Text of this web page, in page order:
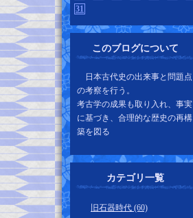
31
このブログについて
日本古代史の出来事と問題点
の考察を行う。
考古学の成果も取り入れ、事実
に基づき、合理的な歴史の再構
築を図る
カテゴリ一覧
旧石器時代 (60)